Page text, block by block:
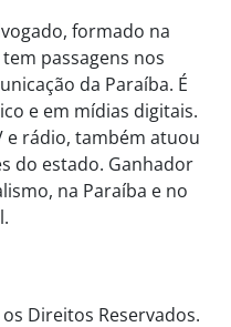
formado na
tem passagens nos
da Paraíba. É
e em mídias digitais.
e rádio, também atuou
do estado. Ganhador
na Paraíba e no
Direitos Reservados.